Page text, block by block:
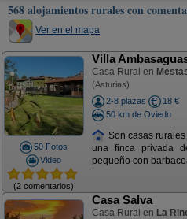
568 alojamientos rurales con
Ver en el mapa
50 Fotos
Video
(2 comentarios)
Villa
Casa Rural en
(Asturias)
2-8 plazas
18 €
50 km de Oviedo
Son casas
una finca privada
pequeño con
Casa Salva
Casa Rural en La